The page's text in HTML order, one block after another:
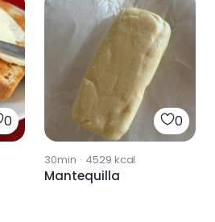
0 0
30min · 4529 kcal
Mantequilla